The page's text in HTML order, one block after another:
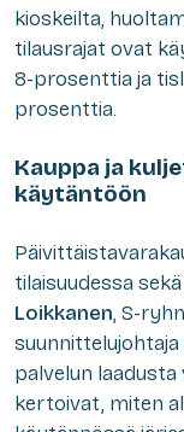
kioskeilta,
tilausrajat ovat
8-prosenttia ja
prosenttia.
Kauppa ja
käytäntöön
tilaisuudessa
Loikkanen, S-
suunnittelujohtaja
palvelun
kertoivat, miten